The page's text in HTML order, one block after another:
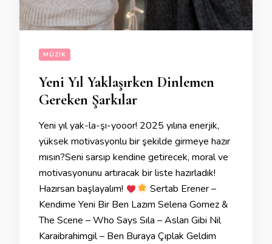
MÜZIK
Yeni Yıl Yaklaşırken Dinlemen
Gereken Şarkılar
Yeni yıl yak-la-şı-yooor! 2025 yılına enerjik,
yüksek motivasyonlu bir şekilde girmeye hazır
mısın?Seni sarsıp kendine getirecek, moral ve
motivasyonunu artıracak bir liste hazırladık!
Hazırsan başlayalım!
Sertab Erener –
Kendime Yeni Bir Ben Lazım Selena Gomez &
The Scene – Who Says Sıla – Aslan Gibi Nil
Karaibrahimgil – Ben Buraya Çıplak Geldim